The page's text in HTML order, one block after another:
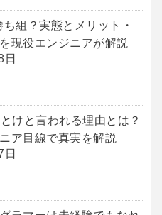
組？実態とメリット・
現役エンジニアが解説
日
けと言われる理由とは？
ア目線で真実を解説
日